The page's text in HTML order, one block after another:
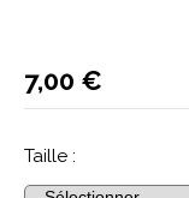
Taille :
7,00 €